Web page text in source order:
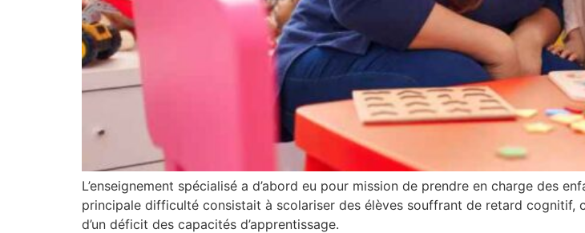
L’enseignement spécialisé a d’abord eu pour mission de prendre en charge des
principale difficulté consistait à scolariser des élèves souffrant de retard cognitif,
d’un déficit des capacités d’apprentissage.